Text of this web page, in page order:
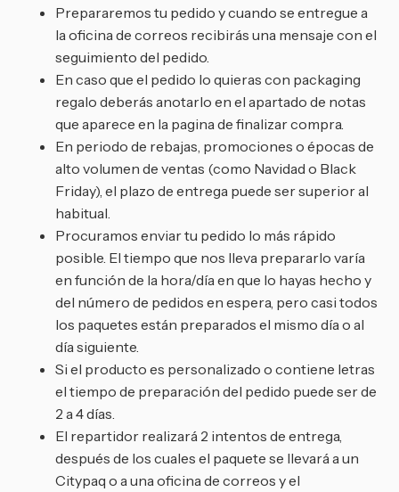
Prepararemos tu pedido y cuando se entregue a
la oficina de correos recibirás una mensaje con el
seguimiento del pedido.
En caso que el pedido lo quieras con packaging
regalo deberás anotarlo en el apartado de notas
que aparece en la pagina de finalizar compra.
En periodo de rebajas, promociones o épocas de
alto volumen de ventas (como Navidad o Black
Friday), el plazo de entrega puede ser superior al
habitual.
Procuramos enviar tu pedido lo más rápido
posible. El tiempo que nos lleva prepararlo varía
en función de la hora/día en que lo hayas hecho y
del número de pedidos en espera, pero casi todos
los paquetes están preparados el mismo día o al
día siguiente.
Si el producto es personalizado o contiene letras
el tiempo de preparación del pedido puede ser de
2 a 4 días.
El repartidor realizará 2 intentos de entrega,
después de los cuales el paquete se llevará a un
Citypaq o a una oficina de correos y el